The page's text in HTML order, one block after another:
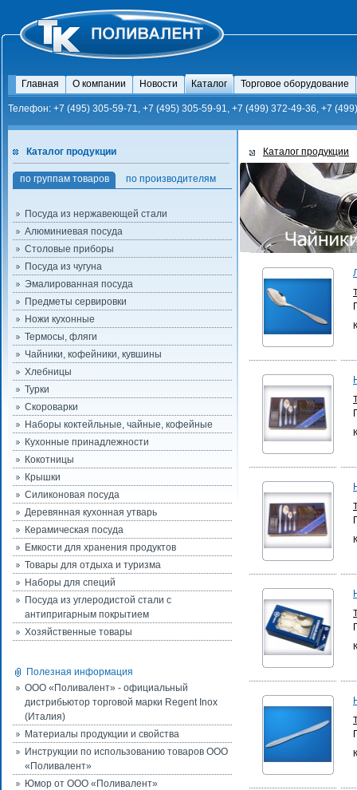
Главная О компании Новости Каталог Торговое оборудование
Телефон: +7 (495) 305-59-71, +7 (495) 305-59-91, +7 (499) 372-49-36, +7
Каталог продукции
по группам товаров по производителям
Посуда из нержавеющей стали
Алюминиевая посуда
Столовые приборы
Посуда из чугуна
Эмалированная посуда
Предметы сервировки
Ножи кухонные
Термосы, фляги
Чайники, кофейники, кувшины
Хлебницы
Турки
Скороварки
Наборы коктейльные, чайные, кофейные
Кухонные принадлежности
Кокотницы
Крышки
Силиконовая посуда
Деревянная кухонная утварь
Керамическая посуда
Емкости для хранения продуктов
Товары для отдыха и туризма
Наборы для специй
Посуда из углеродистой стали с
антипригарным покрытием
Хозяйственные товары
Полезная информация
ООО «Поливалент» - официальный
дистрибьютор торговой марки Regent Inox
(Италия)
Материалы продукции и свойства
Инструкции по использованию товаров ООО
«Поливалент»
Юмор от ООО «Поливалент»
Каталог продукции